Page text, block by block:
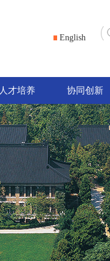
English
人才培养 协同创新